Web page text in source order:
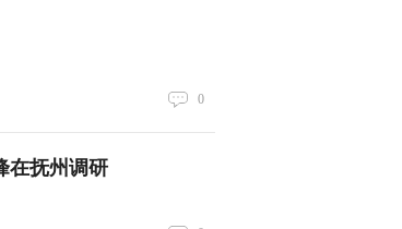
0
在抚州调研